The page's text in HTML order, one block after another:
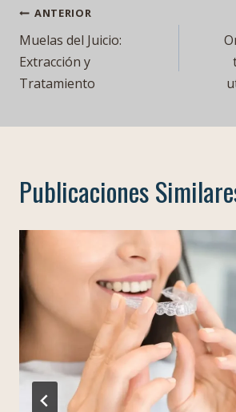
Navegación
de
entradas
ANTERIOR
Muelas del Juicio:
Extracción y
Tratamiento
Publicaciones